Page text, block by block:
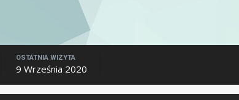
OSTATNIA WIZYTA
9 Września 2020